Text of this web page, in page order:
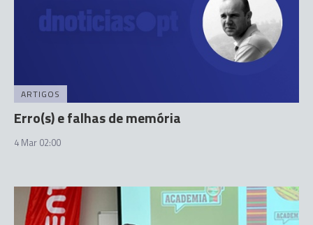
ARTIGOS
Erro(s) e falhas de memória
4 Mar 02:00